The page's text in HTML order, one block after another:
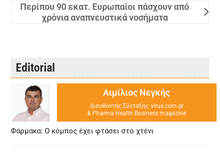
Περίπου 90 εκατ. Ευρωπαίοι πάσχουν από
χρόνια αναπνευστικά νοσήματα
Editorial
Αιμίλιος Νεγκής
Διευθυντής Σύνταξης, virus.com.gr
& Pharma Health Business magazine
Φάρμακα: Ο κόμπος έχει φτάσει στο χτένι